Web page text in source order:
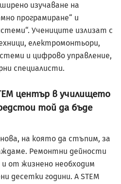
изучаване на
програмиране“ и
Учениците излизат с
електромонтьори,
и цифрово управление,
специалисти.
център в училището
той да бъде
на която да стъпим, за
Ремонтни дейности
от жизнено необходим
десетки години. А STEM